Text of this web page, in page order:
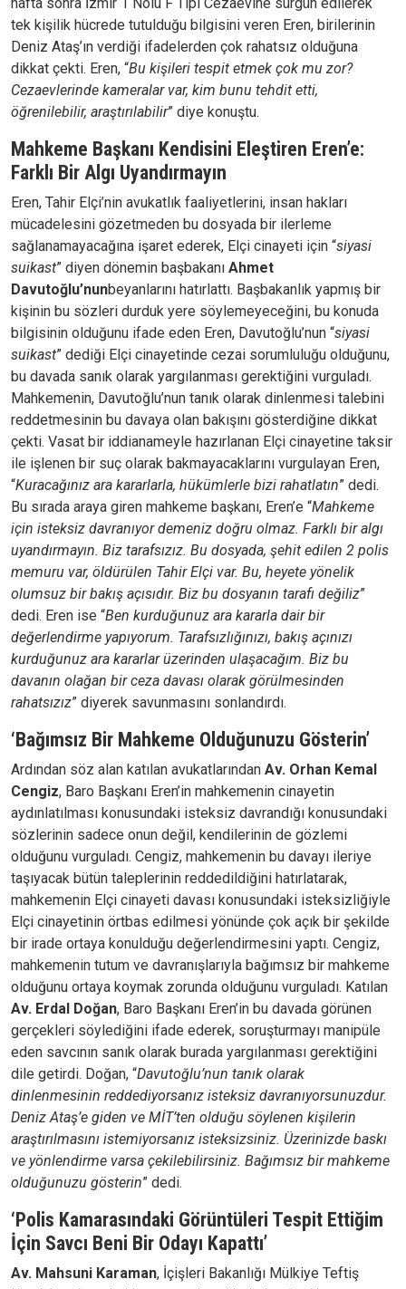
hafta sonra İzmir 1 Nolu F Tipi Cezaevine sürgün edilerek
tek kişilik hücrede tutulduğu bilgisini veren Eren, birilerinin
Deniz Ataş’ın verdiği ifadelerden çok rahatsız olduğuna
dikkat çekti. Eren, “Bu kişileri tespit etmek çok mu zor?
Cezaevlerinde kameralar var, kim bunu tehdit etti,
öğrenilebilir, araştırılabilir” diye konuştu.
Mahkeme Başkanı Kendisini Eleştiren Eren’e:
Farklı Bir Algı Uyandırmayın
Eren, Tahir Elçi’nin avukatlık faaliyetlerini, insan hakları
mücadelesini gözetmeden bu dosyada bir ilerleme
sağlanamayacağına işaret ederek, Elçi cinayeti için “siyasi
suikast” diyen dönemin başbakanı Ahmet
Davutoğlu’nunbeyanlarını hatırlattı. Başbakanlık yapmış bir
kişinin bu sözleri durduk yere söylemeyeceğini, bu konuda
bilgisinin olduğunu ifade eden Eren, Davutoğlu’nun “siyasi
suikast” dediği Elçi cinayetinde cezai sorumluluğu olduğunu,
bu davada sanık olarak yargılanması gerektiğini vurguladı.
Mahkemenin, Davutoğlu’nun tanık olarak dinlenmesi talebini
reddetmesinin bu davaya olan bakışını gösterdiğine dikkat
çekti. Vasat bir iddianameyle hazırlanan Elçi cinayetine taksir
ile işlenen bir suç olarak bakmayacaklarını vurgulayan Eren,
“Kuracağınız ara kararlarla, hükümlerle bizi rahatlatın” dedi.
Bu sırada araya giren mahkeme başkanı, Eren’e “Mahkeme
için isteksiz davranıyor demeniz doğru olmaz. Farklı bir algı
uyandırmayın. Biz tarafsızız. Bu dosyada, şehit edilen 2 polis
memuru var, öldürülen Tahir Elçi var. Bu, heyete yönelik
olumsuz bir bakış açısıdır. Biz bu dosyanın tarafı değiliz”
dedi. Eren ise “Ben kurduğunuz ara kararla dair bir
değerlendirme yapıyorum. Tarafsızlığınızı, bakış açınızı
kurduğunuz ara kararlar üzerinden ulaşacağım. Biz bu
davanın olağan bir ceza davası olarak görülmesinden
rahatsızız” diyerek savunmasını sonlandırdı.
‘Bağımsız Bir Mahkeme Olduğunuzu Gösterin’
Ardından söz alan katılan avukatlarından Av. Orhan Kemal
Cengiz, Baro Başkanı Eren’in mahkemenin cinayetin
aydınlatılması konusundaki isteksiz davrandığı konusundaki
sözlerinin sadece onun değil, kendilerinin de gözlemi
olduğunu vurguladı. Cengiz, mahkemenin bu davayı ileriye
taşıyacak bütün taleplerinin reddedildiğini hatırlatarak,
mahkemenin Elçi cinayeti davası konusundaki isteksizliğiyle
Elçi cinayetinin örtbas edilmesi yönünde çok açık bir şekilde
bir irade ortaya konulduğu değerlendirmesini yaptı. Cengiz,
mahkemenin tutum ve davranışlarıyla bağımsız bir mahkeme
olduğunu ortaya koymak zorunda olduğunu vurguladı. Katılan
Av. Erdal Doğan, Baro Başkanı Eren’in bu davada görünen
gerçekleri söylediğini ifade ederek, soruşturmayı manipüle
eden savcının sanık olarak burada yargılanması gerektiğini
dile getirdi. Doğan, “Davutoğlu’nun tanık olarak
dinlenmesinin reddediyorsanız isteksiz davranıyorsunuzdur.
Deniz Ataş’e giden ve MİT’ten olduğu söylenen kişilerin
araştırılmasını istemiyorsanız isteksizsiniz. Üzerinizde baskı
ve yönlendirme varsa çekilebilirsiniz. Bağımsız bir mahkeme
olduğunuzu gösterin” dedi.
‘Polis Kamarasındaki Görüntüleri Tespit Ettiğim
İçin Savcı Beni Bir Odayı Kapattı’
Av. Mahsuni Karaman, İçişleri Bakanlığı Mülkiye Teftiş